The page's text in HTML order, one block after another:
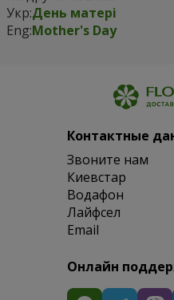
Укр:День матері
Eng:Mother's Day
Контактные
Звоните нам
Киевстар
Водафон
Лайфсел
Email
Онлайн